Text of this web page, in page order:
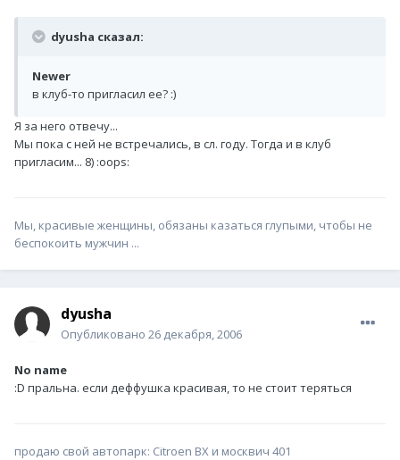
dyusha сказал:
Newer
в клуб-то пригласил ее? :)
Я за него отвечу...
Мы пока с ней не встречались, в сл. году. Тогда и в клуб
пригласим... 8) :oops:
Мы, красивые женщины, обязаны казаться глупыми, чтобы не
беспокоить мужчин ...
dyusha
Опубликовано 26 декабря, 2006
No name
:D пральна. если деффушка красивая, то не стоит теряться
продаю свой автопарк: Citroen BX и москвич 401